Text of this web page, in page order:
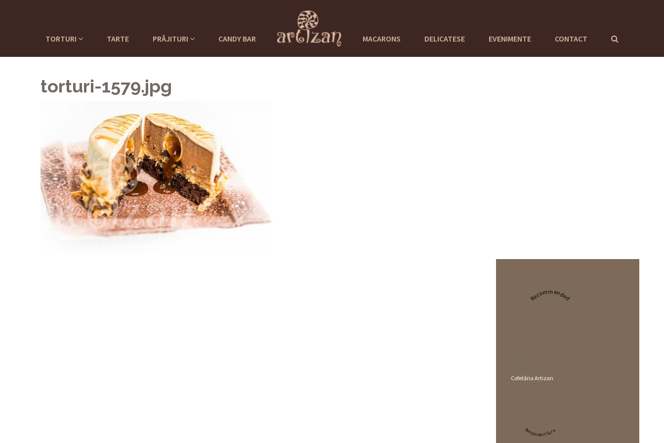
TORTURI TARTE PRĂJITURI CANDY BAR MACARONS DELICATESE EVENIMENTE CONTACT
torturi-1579.jpg
Recommended
Cofetăria Artizan
Restaurant Guru